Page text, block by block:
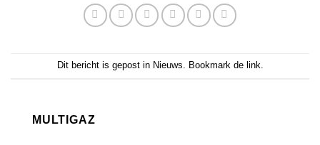
Dit bericht is gepost in Nieuws. Bookmark de link.
MULTIGAZ